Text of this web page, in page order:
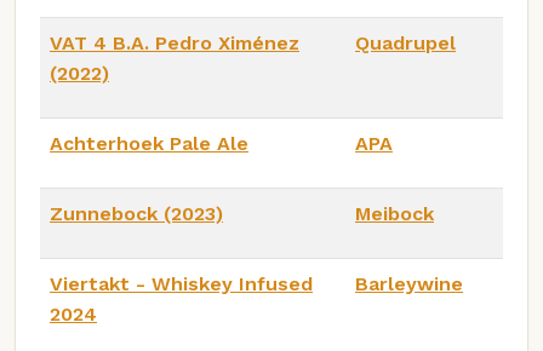
VAT 4 B.A. Pedro Ximénez
(2022)
Quadrupel
Achterhoek Pale Ale APA
Zunnebock (2023) Meibock
Viertakt - Whiskey Infused
2024
Barleywine